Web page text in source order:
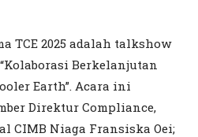
TCE 2025 adalah talkshow
Berkelanjutan
Earth”. Acara ini
Direktur Compliance,
CIMB Niaga Fransiska Oei;